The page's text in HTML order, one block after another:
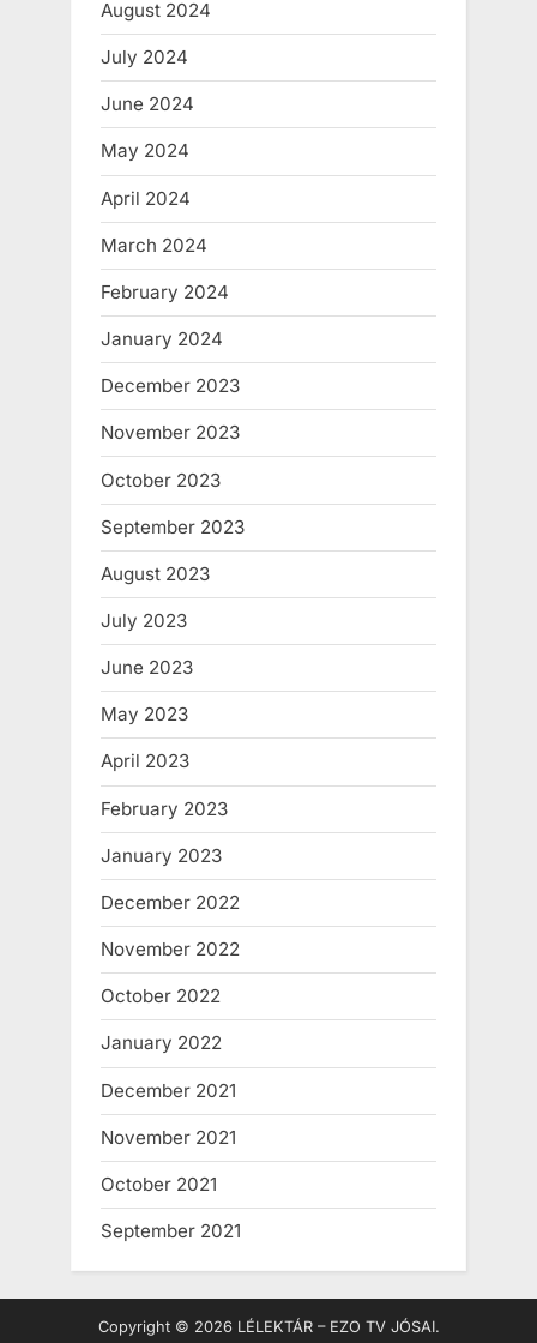
August 2024
July 2024
June 2024
May 2024
April 2024
March 2024
February 2024
January 2024
December 2023
November 2023
October 2023
September 2023
August 2023
July 2023
June 2023
May 2023
April 2023
February 2023
January 2023
December 2022
November 2022
October 2022
January 2022
December 2021
November 2021
October 2021
September 2021
Copyright © 2026 LÉLEKTÁR – EZO TV JÓSAI.